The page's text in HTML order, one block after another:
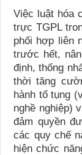
Việc luật hóa
trực TGPL
phối hợp liên
trước hết,
định, thống
thời tăng
hành tố tụng
nghề nghiệp)
đảm quyền
các quy chế
hiện chức